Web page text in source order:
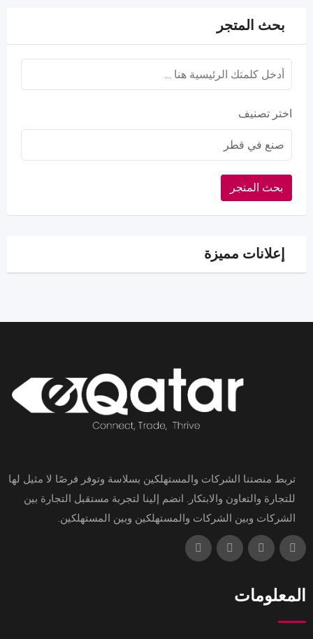
بحث المتجر
اختر تصنيف
بحث المتجر
إعلانات مميزة
تربط منصتنا الشركات والمستهلكين بسلاسة وتوفر فرصًا لا مثيل لها
للتجارة والتعاون والابتكار. انضم إلينا لتجربة مستقبل التجارة بين
الشركات وبين الشركات والمستهلكين وبين المستهلكين.
المعلومات